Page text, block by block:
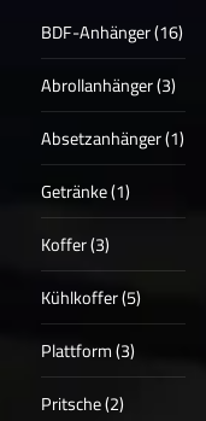
BDF-Anhänger (16)
Abrollanhänger (3)
Absetzanhänger (1)
Getränke (1)
Koffer (3)
Kühlkoffer (5)
Plattform (3)
Pritsche (2)